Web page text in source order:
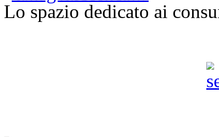
Lo spazio dedicato ai